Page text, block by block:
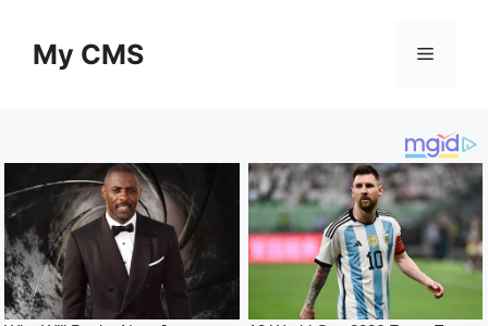
contentMy CMS Menu